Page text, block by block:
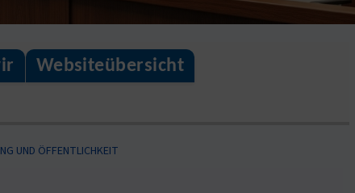
Websiteübersicht
UND ÖFFENTLICHKEIT